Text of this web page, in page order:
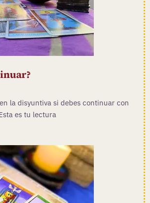
la disyuntiva si debes continuar con
es tu lectura